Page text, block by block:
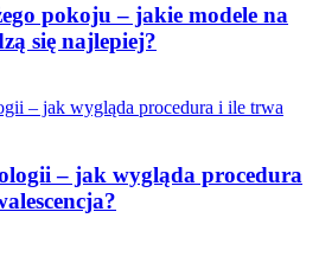
pokoju – jakie modele na
się najlepiej?
– jak wygląda procedura